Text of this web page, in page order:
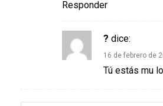
Responder
? dice:
16 de febrero de
Tú estás mu